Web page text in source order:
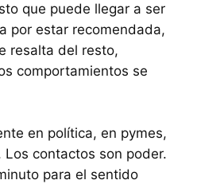
que puede llegar a ser
por estar recomendada,
resalta del resto,
comportamientos se
en política, en pymes,
contactos son poder.
para el sentido